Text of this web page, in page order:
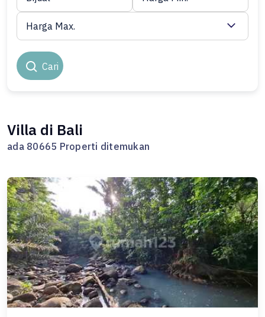
Cari
Harga Max.
Villa di Bali
ada 80665 Properti ditemukan